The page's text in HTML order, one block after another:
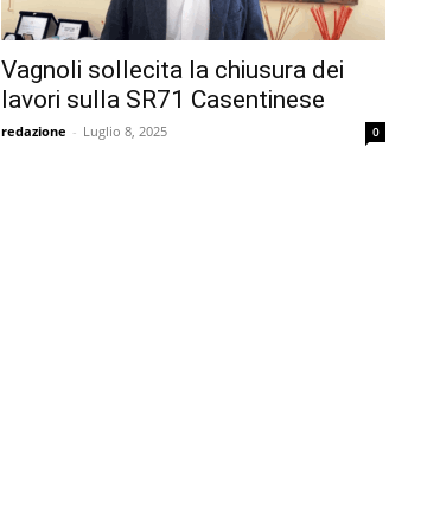
Vagnoli sollecita la chiusura dei
lavori sulla SR71 Casentinese
redazione - Luglio 8, 2025 0